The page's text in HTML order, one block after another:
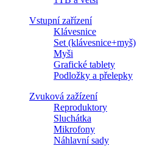
Vstupní zařízení
Klávesnice
Set (klávesnice+myš)
Myši
Grafické tablety
Podložky a přelepky
Zvuková zažízení
Reproduktory
Sluchátka
Mikrofony
Náhlavní sady